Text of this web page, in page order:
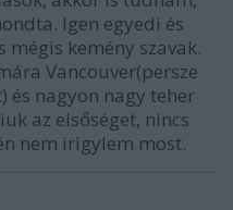
Igen egyedi és
mégis kemény szavak.
Vancouver(persze
és nagyon nagy teher
az elsőséget, nincs
nem irigylem most.